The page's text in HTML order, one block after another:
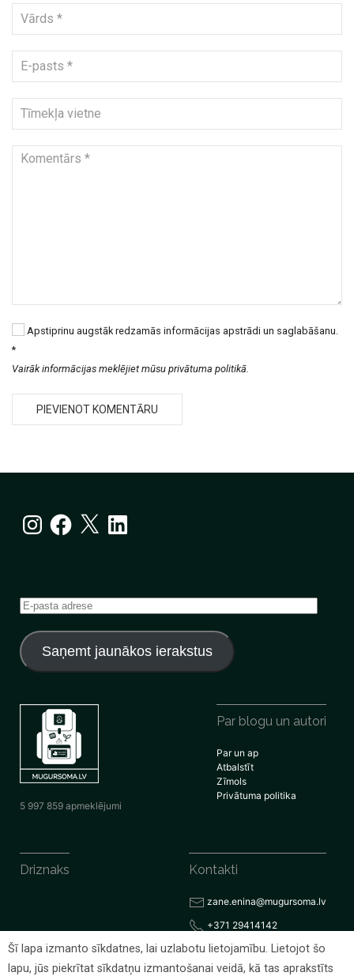
Apstiprinu augstāk redzamās informācijas apstrādi un saglabāšanu.
*
Vairāk informācijas meklējiet mūsu privātuma politikā.
InstagramFacebook
X LinkedIn
E-
adrese
Saņemt jaunākos ierakstus
5 997 859 apmeklējumi
Par blogu un autori
Par un ap
Atbalstīt
Zīmols
Privātuma politika
Driznaks Kontakti
zane.enina@mugursoma.lv
+371 29414142
Šī lapa izmanto sīkdatnes, lai uzlabotu lietojamību. Lietojot šo
lapu, jūs piekrītat sīkdatņu izmantošanai veidā, kā tas aprakstīts